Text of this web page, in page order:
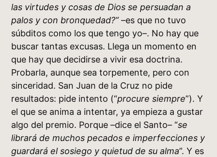
las virtudes y cosas de Dios se persuadan a
palos y con bronquedad?”–es que no tuvo
súbditos como los que tengo yo–. No hay que
buscar tantas excusas. Llega un momento en
que hay que decidirse a vivir esa doctrina.
Probarla, aunque sea torpemente, pero con
sinceridad. San Juan de la Cruz no pide
resultados: pide intento (“procure siempre”). Y
el que se anima a intentar, ya empieza a gustar
algo del premio. Porque –dice el Santo– “se
librará de muchos pecados e imperfecciones y
guardará el sosiego y quietud de su alma”. Y es